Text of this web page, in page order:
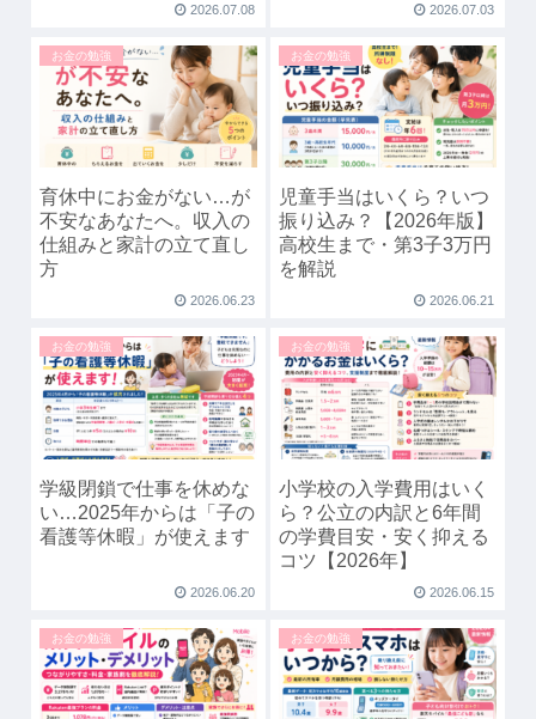
2026.07.08 2026.07.03
お金の勉強
育休中にお金がない…が
不安なあなたへ。収入の
仕組みと家計の立て直し
方
2026.06.23
お金の勉強
児童手当はいくら？いつ
振り込み？【2026年版】
高校生まで・第3子3万円
を解説
2026.06.21
お金の勉強
学級閉鎖で仕事を休めな
い…2025年からは「子の
看護等休暇」が使えます
2026.06.20
お金の勉強
小学校の入学費用はいく
ら？公立の内訳と6年間
の学費目安・安く抑える
コツ【2026年】
2026.06.15
お金の勉強 お金の勉強